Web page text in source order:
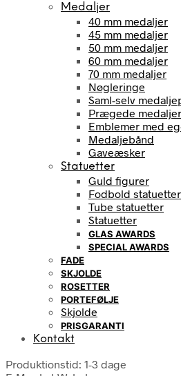
Medaljer
40 mm medaljer
45 mm medaljer
50 mm medaljer
60 mm medaljer
70 mm medaljer
Nøgleringe
Saml-selv
Prægede medaljer
Emblemer med
Medaljebånd
Gaveæsker
Statuetter
Guld figurer
Fodbold statuetter
Tube statuetter
Statuetter
GLAS AWARDS
SPECIAL AWARDS
FADE
SKJOLDE
ROSETTER
PORTEFØLJE
Skjolde
PRISGARANTI
Kontakt
Produktionstid: 1-3 dage